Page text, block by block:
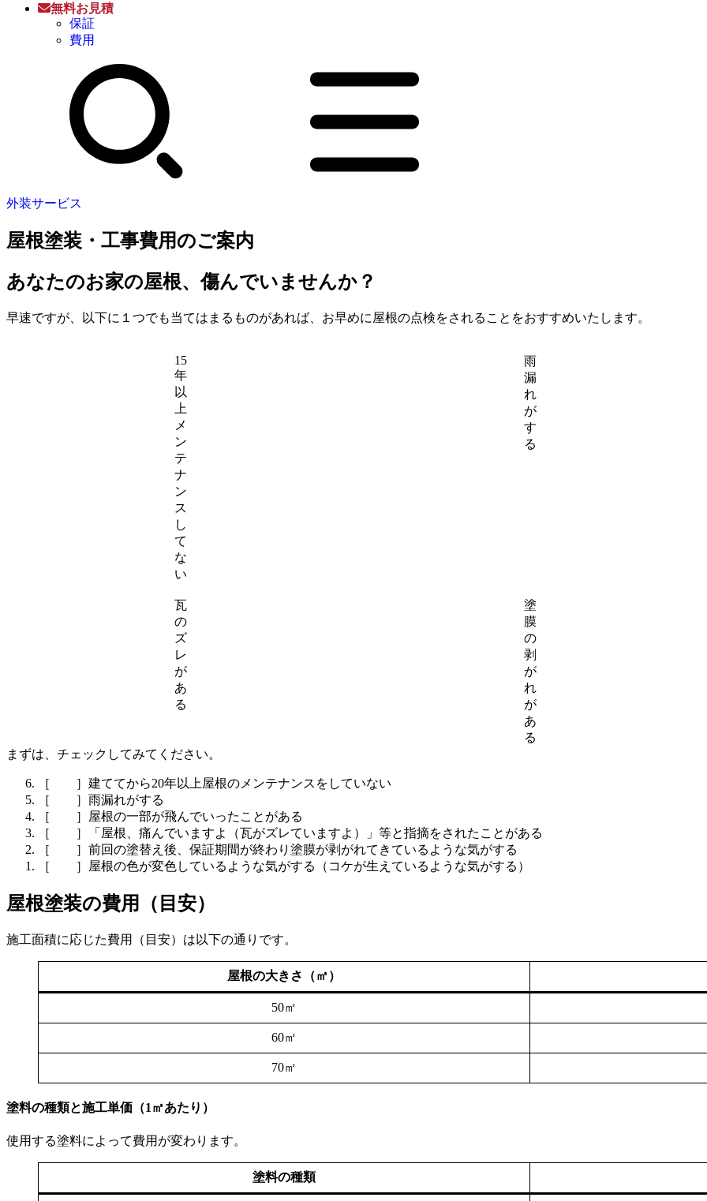
無料お見積
保証
費用
外装サービス
屋根塗装・工事費用のご案内
あなたのお家の屋根、傷んでいませんか？
早速ですが、以下に１つでも当てはまるものがあれば、お早めに屋根の点検をされることをおすすめいたします。
15
年
以
上
メ
ン
テ
ナ
ン
ス
し
て
な
い
雨
漏
れ
が
す
る
瓦
の
ズ
レ
が
あ
る
塗
膜
の
剥
が
れ
が
あ
る
まずは、チェックしてみてください。
［ ］建ててから20年以上屋根のメンテナンスをしていない
［ ］雨漏れがする
［ ］屋根の一部が飛んでいったことがある
［ ］「屋根、痛んでいますよ（瓦がズレていますよ）」等と指摘をされたことがある
［ ］前回の塗替え後、保証期間が終わり塗膜が剥がれてきているような気がする
［ ］屋根の色が変色しているような気がする（コケが生えているような気がする）
屋根塗装の費用（目安）
施工面積に応じた費用（目安）は以下の通りです。
屋根の大きさ（㎡）
50㎡
60㎡
70㎡
塗料の種類と施工単価（1㎡あたり）
使用する塗料によって費用が変わります。
塗料の種類